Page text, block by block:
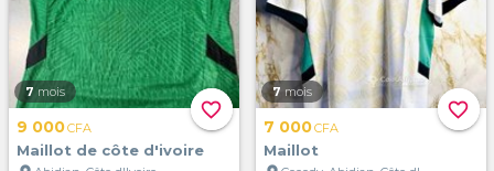
favorite_border
7 mois
9 000CFA
Maillot de côte d'ivoire
favorite_border
7 mois
7 000CFA
Maillot